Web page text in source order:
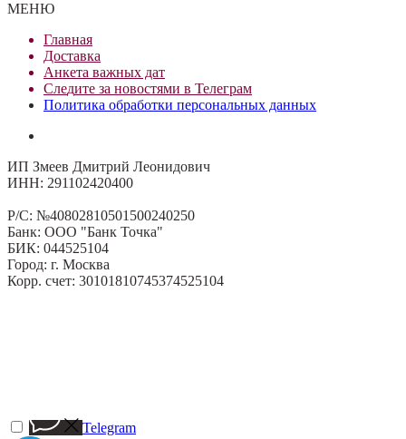
МЕНЮ
Главная
Доставка
Анкета важных дат
Следите за новостями в Телеграм
Политика обработки персональных данных
ИП Змеев Дмитрий Леонидович
ИНН: 291102420400
Р/С: №40802810501500240250
Банк: ООО "Банк Точка"
БИК: 044525104
Город: г. Москва
Корр. счет: 30101810745374525104
Telegram